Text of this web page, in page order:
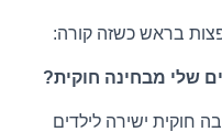
בראש כשזה קורה:
שלי מבחינה חוקית?
חוקית ישירה לילדים